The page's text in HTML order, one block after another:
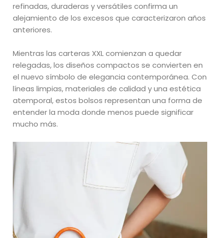
refinadas, duraderas y versátiles confirma un
alejamiento de los excesos que caracterizaron años
anteriores.
Mientras las carteras XXL comienzan a quedar
relegadas, los diseños compactos se convierten en
el nuevo símbolo de elegancia contemporánea. Con
líneas limpias, materiales de calidad y una estética
atemporal, estos bolsos representan una forma de
entender la moda donde menos puede significar
mucho más.